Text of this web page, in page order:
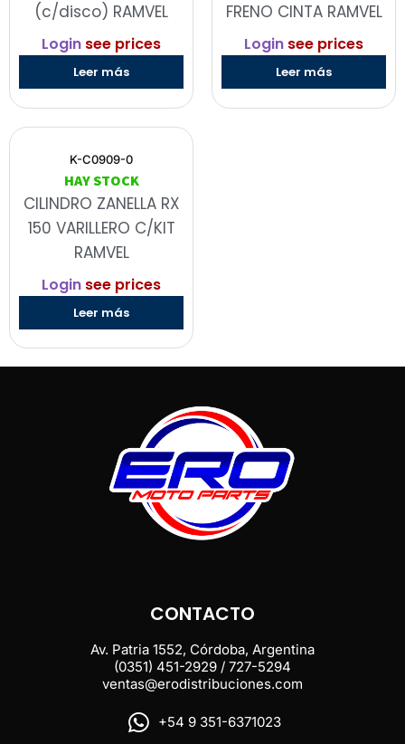
(c/disco) RAMVEL
Login see prices
Leer más
FRENO CINTA RAMVEL
Login see prices
Leer más
K-C0909-0
HAY STOCK
CILINDRO ZANELLA RX
150 VARILLERO C/KIT
RAMVEL
Login see prices
Leer más
CONTACTO
Av. Patria 1552, Córdoba, Argentina
(0351) 451-2929 / 727-5294
ventas@erodistribuciones.com
+54 9 351-6371023